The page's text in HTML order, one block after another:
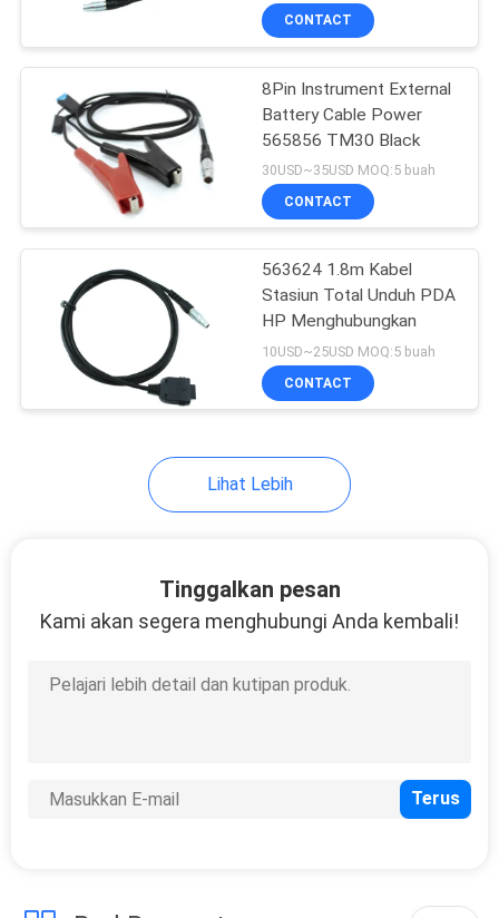
Staf Leveling
Teleskopik
Adaptor Tribrach
Instrumen Tripod
CONTACT
8Pin Instrument External
Battery Cable Power
565856 TM30 Black
30USD~35USD MOQ:5 buah
CONTACT
563624 1.8m Kabel
Stasiun Total Unduh PDA
HP Menghubungkan
10USD~25USD MOQ:5 buah
CONTACT
Lihat Lebih
Tinggalkan pesan
Kami akan segera menghubungi Anda kembali!